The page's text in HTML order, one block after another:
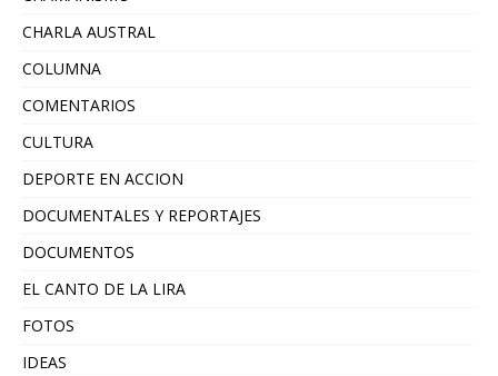
CHARLA AUSTRAL
COLUMNA
COMENTARIOS
CULTURA
DEPORTE EN ACCION
DOCUMENTALES Y REPORTAJES
DOCUMENTOS
EL CANTO DE LA LIRA
FOTOS
IDEAS